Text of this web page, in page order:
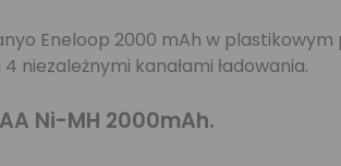
Eneloop 2000 mAh w plastikowym
niezależnymi kanałami ładowania.
Ni-MH 2000mAh.